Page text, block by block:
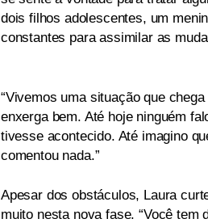
dois filhos adolescentes, um
constantes para assimilar as
“Vivemos uma situação que
enxerga bem. Até hoje ninguém
tivesse acontecido. Até imagino
comentou nada.”
Apesar dos obstáculos, Laura
muito nesta nova fase. “Você tem